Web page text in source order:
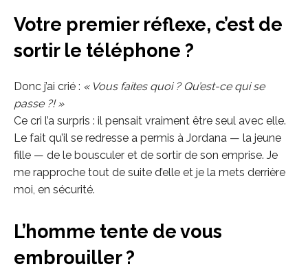
Votre premier réflexe, c’est de
sortir le téléphone ?
Donc j’ai crié : « Vous faites quoi ? Qu’est-ce qui se
passe ?! »
Ce cri l’a surpris : il pensait vraiment être seul avec elle.
Le fait qu’il se redresse a permis à Jordana — la jeune
fille — de le bousculer et de sortir de son emprise. Je
me rapproche tout de suite d’elle et je la mets derrière
moi, en sécurité.
L’homme tente de vous
embrouiller ?